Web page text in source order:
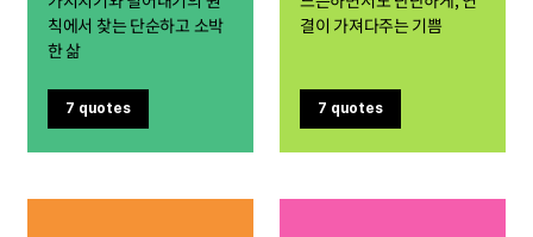
칙에서 찾는 단순하고 소박
한 삶
7 quotes
결이 가져다주는 기쁨
7 quotes